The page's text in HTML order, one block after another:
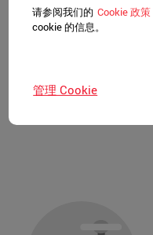
环境局 (NEA)的相关规
请参阅我们的 Cookie 政策
cookie 的信息。
管理 Cookie